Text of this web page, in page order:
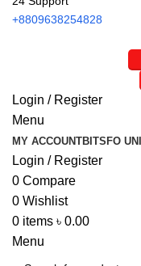
+8809638254828
Login / Register
Menu
MY ACCOUNTBITSFO
Login / Register
0 Compare
0 Wishlist
0 items ৳ 0.00
Menu